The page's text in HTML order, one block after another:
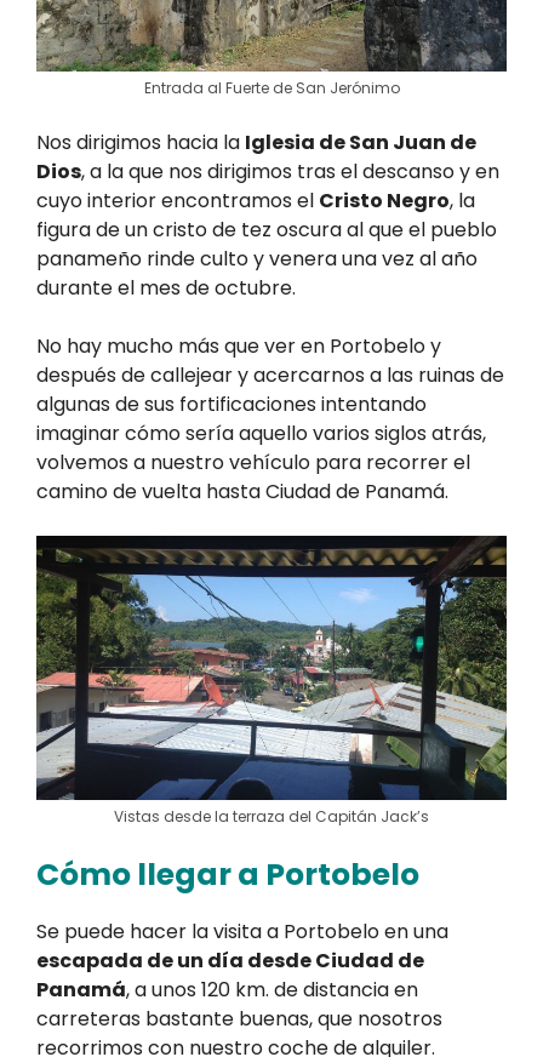
Entrada al Fuerte de San Jerónimo
Nos dirigimos hacia la Iglesia de San Juan de
Dios, a la que nos dirigimos tras el descanso y en
cuyo interior encontramos el Cristo Negro, la
figura de un cristo de tez oscura al que el pueblo
panameño rinde culto y venera una vez al año
durante el mes de octubre.
No hay mucho más que ver en Portobelo y
después de callejear y acercarnos a las ruinas de
algunas de sus fortificaciones intentando
imaginar cómo sería aquello varios siglos atrás,
volvemos a nuestro vehículo para recorrer el
camino de vuelta hasta Ciudad de Panamá.
Vistas desde la terraza del Capitán Jack’s
Cómo llegar a Portobelo
Se puede hacer la visita a Portobelo en una
escapada de un día desde Ciudad de
Panamá, a unos 120 km. de distancia en
carreteras bastante buenas, que nosotros
recorrimos con nuestro coche de alquiler.